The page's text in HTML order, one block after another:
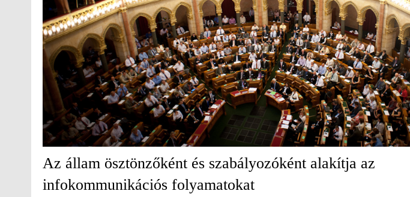
Az állam ösztönzőként és szabályozóként alakítja az
infokommunikációs folyamatokat